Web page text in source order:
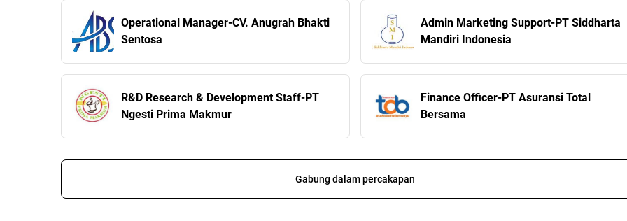
Operational Manager-CV. Anugrah Bhakti
Sentosa
Admin Marketing Support-PT Siddharta
Mandiri Indonesia
R&D Research & Development Staff-PT
Ngesti Prima Makmur
Finance Officer-PT Asuransi Total
Bersama
Gabung dalam percakapan